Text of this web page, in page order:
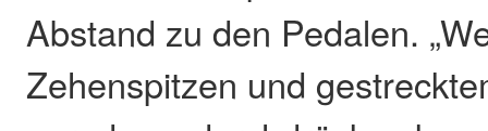
Abstand zu den Pedalen.
Zehenspitzen und